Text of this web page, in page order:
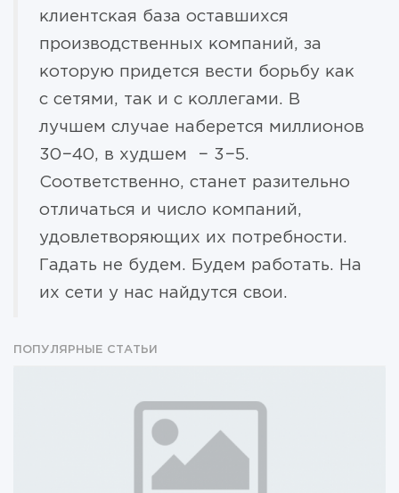
клиентская база оставшихся
производственных компаний, за
которую придется вести борьбу как
с сетями, так и с коллегами. В
лучшем случае наберется миллионов
30−40, в худшем − 3−5.
Соответственно, станет разительно
отличаться и число компаний,
удовлетворяющих их потребности.
Гадать не будем. Будем работать. На
их сети у нас найдутся свои.
ПОПУЛЯРНЫЕ СТАТЬИ